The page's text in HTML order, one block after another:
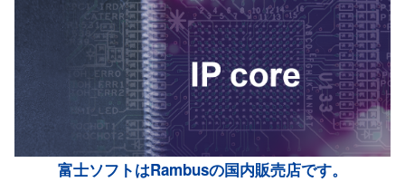
富士ソフトはRambusの国内販売店です。